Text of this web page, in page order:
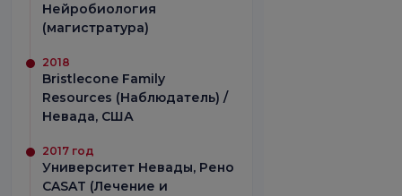
Нейробиология
(магистратура)
2018
Bristlecone Family
Resources (Наблюдатель) /
Невада, США
2017 год
Университет Невады, Рено
CASAT (Лечение и